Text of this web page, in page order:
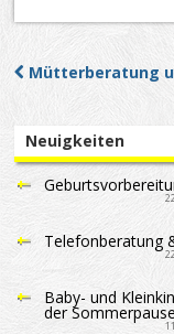
Post
Mütterberatung
Neuigkeiten
Telefonberatung
Baby- und
der